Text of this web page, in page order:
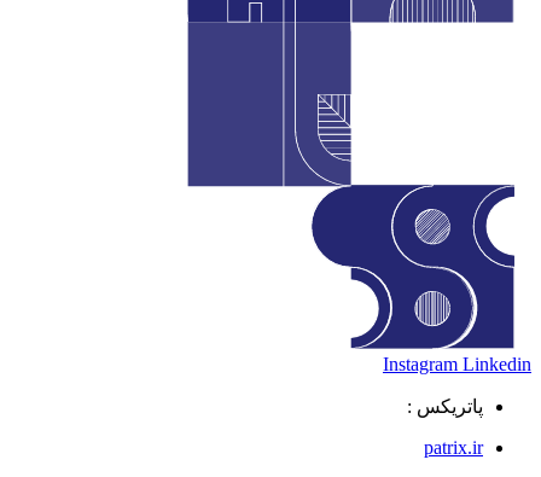
Instagram Linkedin
پاتریکس :
patrix.ir